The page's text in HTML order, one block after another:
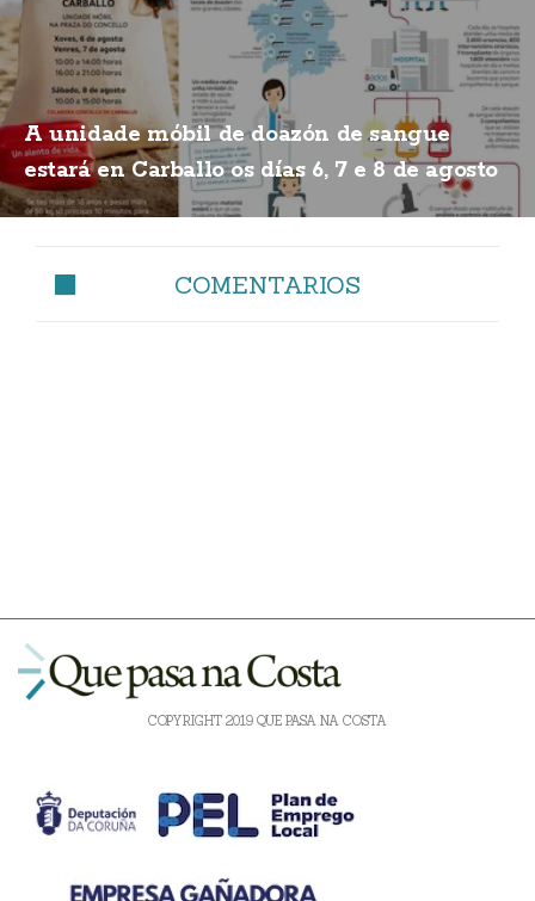
A unidade móbil de doazón de sangue
estará en Carballo os días 6, 7 e 8 de agosto
COMENTARIOS
COPYRIGHT 2019 QUE PASA NA COSTA